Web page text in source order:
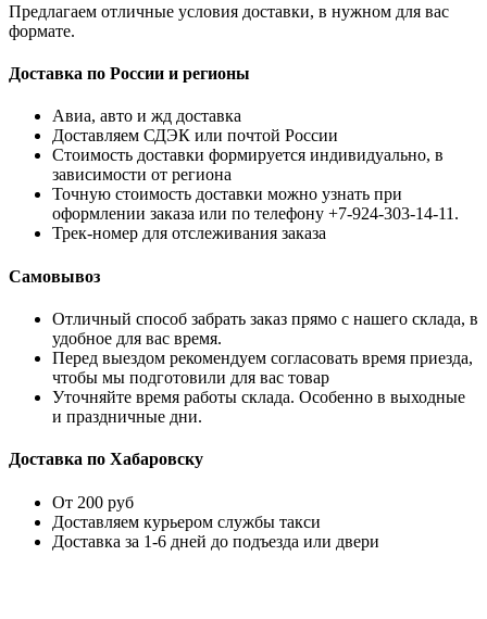
Предлагаем отличные условия доставки, в нужном для вас
формате.
Доставка по России и регионы
Авиа, авто и жд доставка
Доставляем СДЭК или почтой России
Стоимость доставки формируется индивидуально, в
зависимости от региона
Точную стоимость доставки можно узнать при
оформлении заказа или по телефону +7-924-303-14-11.
Трек-номер для отслеживания заказа
Самовывоз
Отличный способ забрать заказ прямо с нашего склада, в
удобное для вас время.
Перед выездом рекомендуем согласовать время приезда,
чтобы мы подготовили для вас товар
Уточняйте время работы склада. Особенно в выходные
и праздничные дни.
Доставка по Хабаровску
От 200 руб
Доставляем курьером службы такси
Доставка за 1-6 дней до подъезда или двери